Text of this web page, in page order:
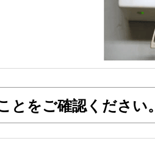
とをご確認ください。